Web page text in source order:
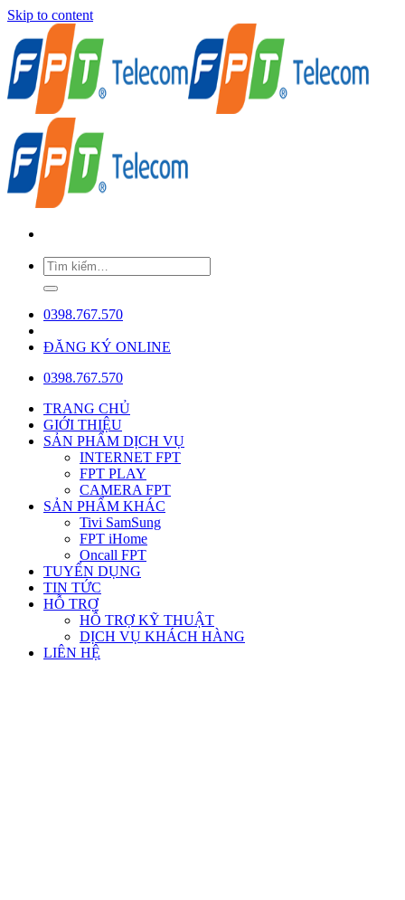
Skip to content
0398.767.570
ĐĂNG KÝ ONLINE
0398.767.570
TRANG CHỦ
GIỚI THIỆU
SẢN PHẨM DỊCH VỤ
INTERNET FPT
FPT PLAY
CAMERA FPT
SẢN PHẨM KHÁC
Tivi SamSung
FPT iHome
Oncall FPT
TUYỂN DỤNG
TIN TỨC
HỖ TRỢ
HỖ TRỢ KỸ THUẬT
DỊCH VỤ KHÁCH HÀNG
LIÊN HỆ